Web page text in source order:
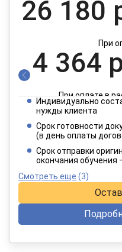
26 180
При
4 364
При оплате в
2 182
При оплате в
Индивидуально
нужды клиента
Срок готовности
(в день оплаты
Срок отправки
окончания обучения
Смотреть еще (3)